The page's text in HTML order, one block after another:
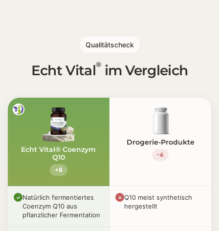
Qualitätscheck
Echt Vital®im Vergleich
Echt Vital® Coenzym
Q10
+8
Drogerie-Produkte
-6
✓ Natürlich fermentiertes
Coenzym Q10 aus
pflanzlicher Fermentation
✗ Q10 meist synthetisch
hergestellt